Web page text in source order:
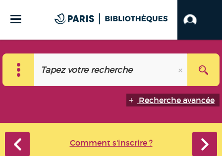
Recherche avancée
Comment s'inscrire ?